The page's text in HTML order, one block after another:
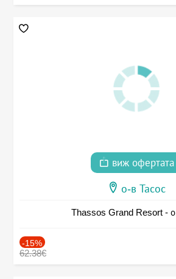
виж офертата
о-в Тасос
Thassos Grand Resort -
-15%
62.38€